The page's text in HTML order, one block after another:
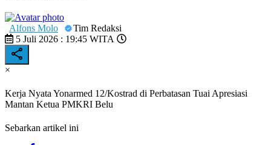
Alfons Molo
Tim Redaksi
5 Juli 2026 : 19:45 WITA
×
Kerja Nyata Yonarmed 12/Kostrad di Perbatasan Tuai Apresiasi
Mantan Ketua PMKRI Belu
Sebarkan artikel ini